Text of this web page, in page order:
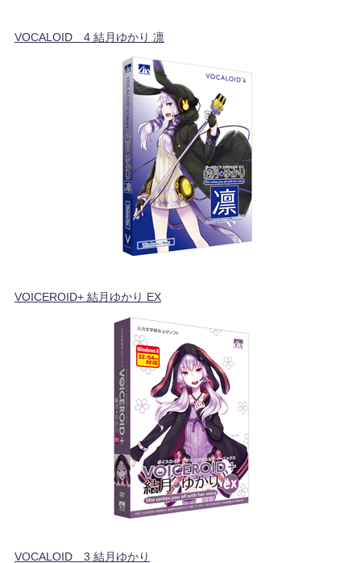
VOCALOID™4 結月ゆかり 凛
VOICEROID+ 結月ゆかり EX
VOCALOID™3 結月ゆかり